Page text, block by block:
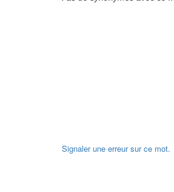
Signaler une erreur sur ce mot.